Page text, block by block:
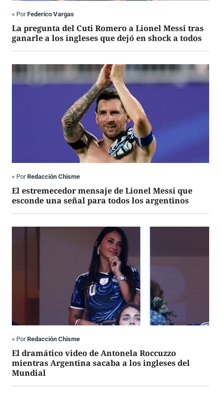
« PorFederico Vargas
La pregunta del Cuti Romero a Lionel Messi tras
ganarle a los ingleses que dejó en shock a todos
« PorRedacción Chisme
El estremecedor mensaje de Lionel Messi que
esconde una señal para todos los argentinos
« PorRedacción Chisme
El dramático video de Antonela Roccuzzo
mientras Argentina sacaba a los ingleses del
Mundial